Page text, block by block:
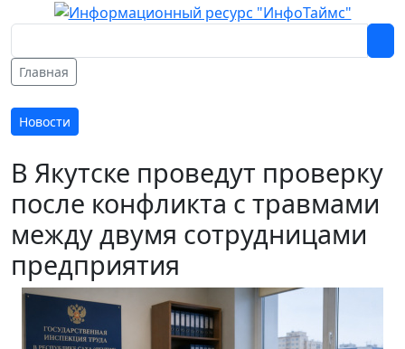
Главная
Новости
В Якутске проведут проверку
после конфликта с травмами
между двумя сотрудницами
предприятия